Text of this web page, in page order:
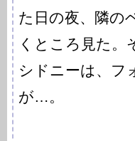
た日の夜、隣の
くところ見た
シドニーは、フ
が…。